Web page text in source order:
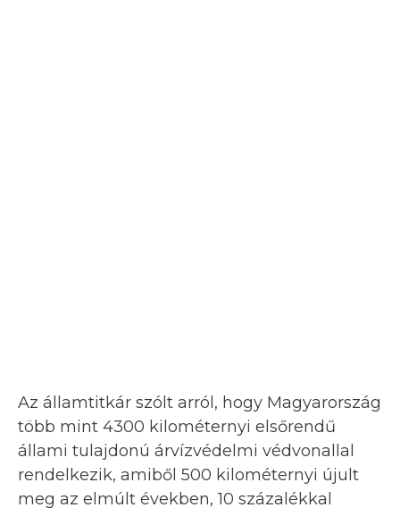
Az államtitkár szólt arról, hogy Magyarország
több mint 4300 kilométernyi elsőrendű
állami tulajdonú árvízvédelmi védvonallal
rendelkezik, amiből 500 kilométernyi újult
meg az elmúlt években, 10 százalékkal